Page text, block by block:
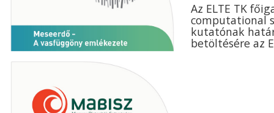
Az ELTE TK
computational
kutatónak
betöltésére az